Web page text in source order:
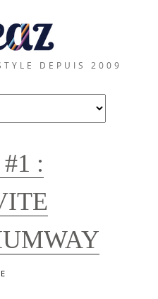
DEPUIS 2009
: